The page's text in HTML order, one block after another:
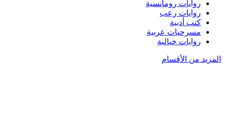
روايات رومانسية
روايات رعب
كتب أدبية
مسرحيات عربية
روايات خيالية
المزيد من الأقسام